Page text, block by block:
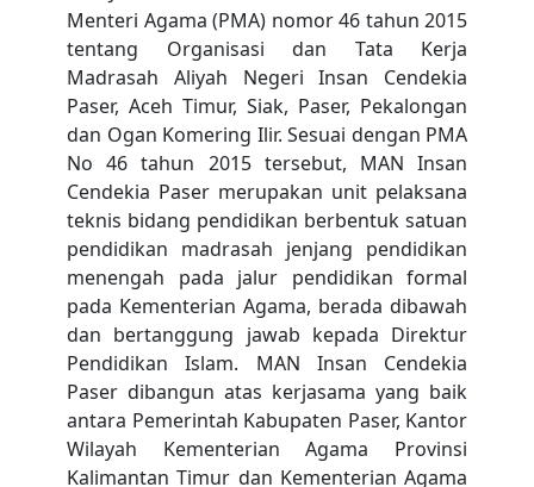
Menteri Agama (PMA) nomor 46 tahun 2015
tentang Organisasi dan Tata Kerja
Madrasah Aliyah Negeri Insan Cendekia
Paser, Aceh Timur, Siak, Paser, Pekalongan
dan Ogan Komering Ilir. Sesuai dengan PMA
No 46 tahun 2015 tersebut, MAN Insan
Cendekia Paser merupakan unit pelaksana
teknis bidang pendidikan berbentuk satuan
pendidikan madrasah jenjang pendidikan
menengah pada jalur pendidikan formal
pada Kementerian Agama, berada dibawah
dan bertanggung jawab kepada Direktur
Pendidikan Islam. MAN Insan Cendekia
Paser dibangun atas kerjasama yang baik
antara Pemerintah Kabupaten Paser, Kantor
Wilayah Kementerian Agama Provinsi
Kalimantan Timur dan Kementerian Agama